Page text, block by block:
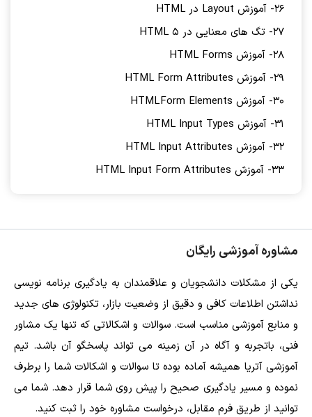
26- آموزش Layout در HTML
27- تگ های معنایی در HTML 5
28- آموزش HTML Forms
29- آموزش HTML Form Attributes
30- آموزش HTML Form Elements
31- آموزش HTML Input Types
32- آموزش HTML Input Attributes
33- آموزش HTML Input Form Attributes
مشاوره آموزشی رایگان
یکی از مشکلات دانشجویان و علاقمندان به یادگیری برنامه نویسی
نداشتن اطلاعات کافی و دقیق از وضعیت بازار، تکنولوژی های جدید
و منابع آموزشی مناسب است. سوالات و اشکالاتی که تنها یک مشاور
فنی، باتجربه و آگاه در آن زمینه می تواند پاسخگو آن باشد. تیم
آموزشی آتریا همیشه آماده بوده تا سوالات و اشکالات شما را برطرف
نموده و مسیر یادگیری صحیح را پیش روی شما قرار دهد. شما می
توانید از طریق فرم مقابل، درخواست مشاوره خود را ثبت کنید.